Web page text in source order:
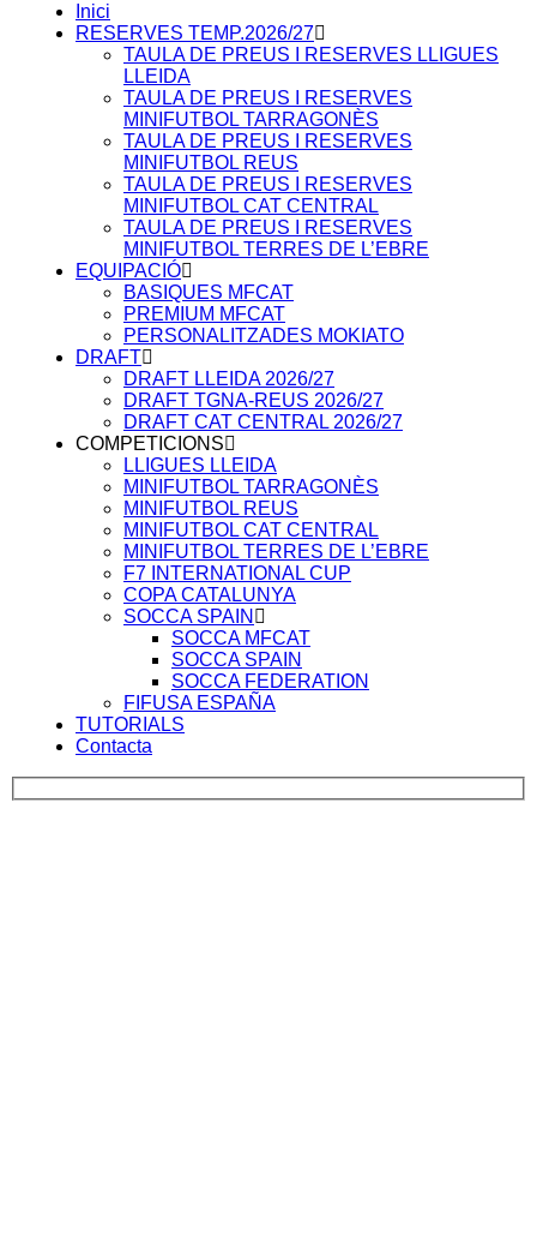
Inici
RESERVES TEMP.2026/27
TAULA DE PREUS I RESERVES LLIGUES
LLEIDA
TAULA DE PREUS I RESERVES
MINIFUTBOL TARRAGONÈS
TAULA DE PREUS I RESERVES
MINIFUTBOL REUS
TAULA DE PREUS I RESERVES
MINIFUTBOL CAT CENTRAL
TAULA DE PREUS I RESERVES
MINIFUTBOL TERRES DE L’EBRE
EQUIPACIÓ
BASIQUES MFCAT
PREMIUM MFCAT
PERSONALITZADES MOKIATO
DRAFT
DRAFT LLEIDA 2026/27
DRAFT TGNA-REUS 2026/27
DRAFT CAT CENTRAL 2026/27
COMPETICIONS
LLIGUES LLEIDA
MINIFUTBOL TARRAGONÈS
MINIFUTBOL REUS
MINIFUTBOL CAT CENTRAL
MINIFUTBOL TERRES DE L’EBRE
F7 INTERNATIONAL CUP
COPA CATALUNYA
SOCCA SPAIN
SOCCA MFCAT
SOCCA SPAIN
SOCCA FEDERATION
FIFUSA ESPAÑA
TUTORIALS
Contacta